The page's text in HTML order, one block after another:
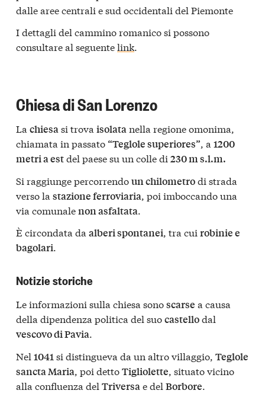
dalle aree centrali e sud occidentali del Piemonte
I dettagli del cammino romanico si possono
consultare al seguentelink.
Chiesa di San Lorenzo
La chiesasi trova isolatanella regione omonima,
chiamata in passato “Teglole superiores”, a 1200
metri a estdel paese su un colle di 230 m s.l.m.
Si raggiunge percorrendoun chilometrodi strada
verso la stazione ferroviaria , poi imboccando una
via comunalenon asfaltata
È circondata da alberi spontanei, tra cui robinie e
bagolari.
Notizie storiche
Le informazioni sulla chiesa sonoscarse a causa
della dipendenza politica del suocastellodal
vescovo di Pavia.
Nel 1041si distingueva da un altro villaggio, Teglole
sancta Maria, poi dettoTigliolette, situato vicino
alla confluenza del Triversae del Borbore.